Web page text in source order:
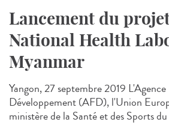
Lancement du
National Health
Myanmar
Yangon, 27 septembre 2019 L'Agence
Développement (AFD), l'Union
ministère de la Santé et des Sports